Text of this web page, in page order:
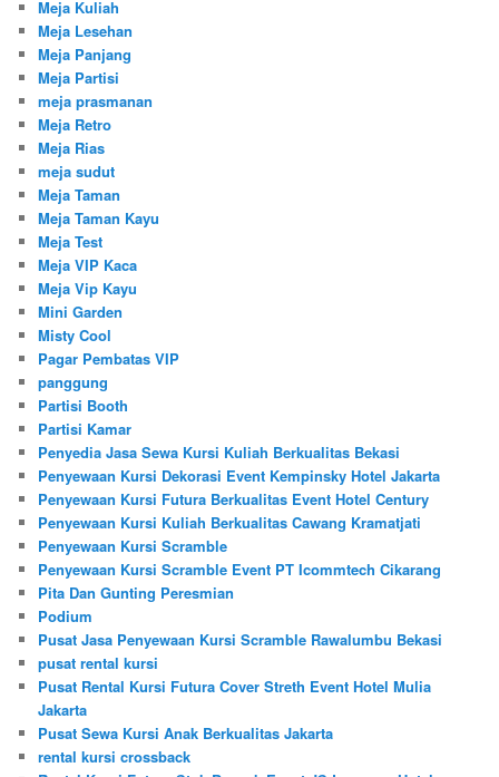
Meja Kuliah
Meja Lesehan
Meja Panjang
Meja Partisi
meja prasmanan
Meja Retro
Meja Rias
meja sudut
Meja Taman
Meja Taman Kayu
Meja Test
Meja VIP Kaca
Meja Vip Kayu
Mini Garden
Misty Cool
Pagar Pembatas VIP
panggung
Partisi Booth
Partisi Kamar
Penyedia Jasa Sewa Kursi Kuliah Berkualitas Bekasi
Penyewaan Kursi Dekorasi Event Kempinsky Hotel Jakarta
Penyewaan Kursi Futura Berkualitas Event Hotel Century
Penyewaan Kursi Kuliah Berkualitas Cawang Kramatjati
Penyewaan Kursi Scramble
Penyewaan Kursi Scramble Event PT Icommtech Cikarang
Pita Dan Gunting Peresmian
Podium
Pusat Jasa Penyewaan Kursi Scramble Rawalumbu Bekasi
pusat rental kursi
Pusat Rental Kursi Futura Cover Streth Event Hotel Mulia
Jakarta
Pusat Sewa Kursi Anak Berkualitas Jakarta
rental kursi crossback